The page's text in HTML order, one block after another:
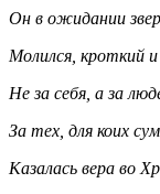
Он в ожидании
Молился, кроткий
Не за себя, а за
За тех, для коих
Казалась вера во